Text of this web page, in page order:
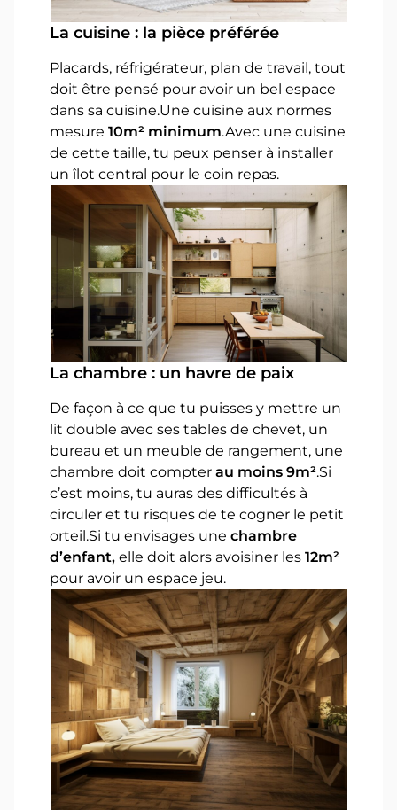
La cuisine : la pièce préférée
Placards, réfrigérateur, plan de travail, tout
doit être pensé pour avoir un bel espace
dans sa cuisine.Une cuisine aux normes
mesure10m² minimum.Avec une cuisine
de cette taille, tu peux penser à installer
un îlot central pour le coin repas.
La chambre : un havre de paix
De façon à ce que tu puisses y mettre un
lit double avec ses tables de chevet, un
bureau et un meuble de rangement, une
chambre doit compterau moins 9m².Si
c’est moins, tu auras des difficultés à
circuler et tu risques de te cogner le petit
orteil.Si tu envisages unechambre
d’enfant, elle doit alors avoisiner les12m²
pour avoir un espace jeu.